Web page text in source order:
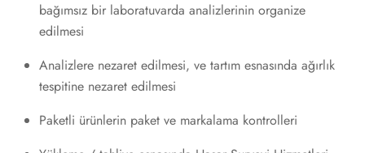
bağımsız bir laboratuvarda analizlerinin organize
edilmesi
Analizlere nezaret edilmesi, ve tartım esnasında ağırlık
tespitine nezaret edilmesi
Paketli ürünlerin paket ve markalama kontrolleri